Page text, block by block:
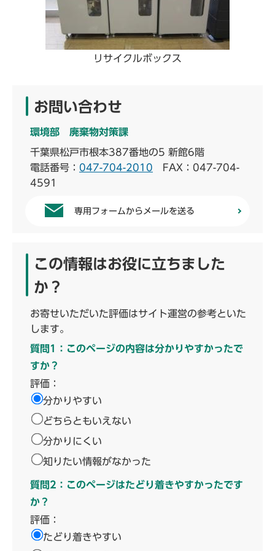
リサイクルボックス
お問い合わせ
環境部 廃棄物対策課
千葉県松戸市根本387番地の5 新館6階
電話番号： 047-704-2010 FAX：047-704-
4591
専用フォームからメールを送る
この情報はお役に立ちました
か？
お寄せいただいた評価はサイト運営の参考といた
します。
質問1：このページの内容は分かりやすかったで
すか？
評価：
分かりやすい
どちらともいえない
分かりにくい
知りたい情報がなかった
質問2：このページはたどり着きやすかったです
か？
評価：
たどり着きやすい